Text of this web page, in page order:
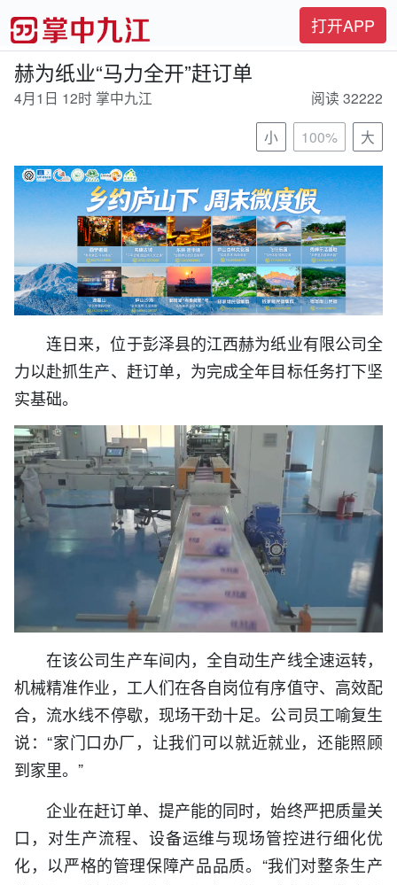
打开APP
赫为纸业“马力全开”赶订单
4月1日 12时 掌中九江
阅读 32222
小
100% 大
连日来，位于彭泽县的江西赫为纸业有限公司全
力以赴抓生产、赶订单，为完成全年目标任务打下坚
实基础。
在该公司生产车间内，全自动生产线全速运转，
机械精准作业，工人们在各自岗位有序值守、高效配
合，流水线不停歇，现场干劲十足。公司员工喻复生
说：“家门口办厂，让我们可以就近就业，还能照顾
到家里。”
企业在赶订单、提产能的同时，始终严把质量关
口，对生产流程、设备运维与现场管控进行细化优
化，以严格的管理保障产品品质。“我们对整条生产